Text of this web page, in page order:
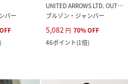
パー
OFF
)
UNITED ARROWS LTD. OUTLET
ブルゾン・ジャンパー
5,082 円 70%OFF
46ポイント(1倍)